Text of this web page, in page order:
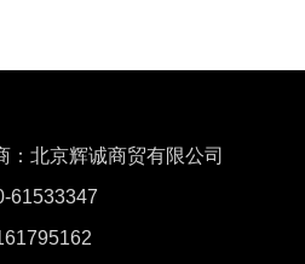
：北京辉诚商贸有限公司
61533347